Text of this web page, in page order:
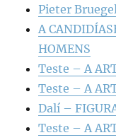
Pieter
A
HOMENS
Teste – A
Teste – A
Dalí –
Teste – A